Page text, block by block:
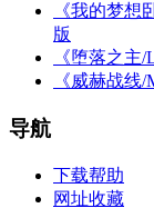
《我的梦想
版
《堕落之主/
《威赫战线
导航
下载帮助
网址收藏